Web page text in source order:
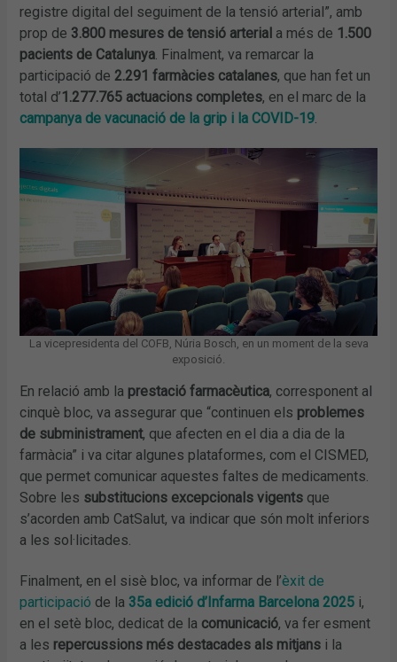
registre digital del seguiment de la tensió arterial”, amb
prop de 3.800 mesures de tensió arterial a més de 1.500
pacients de Catalunya . Finalment, va remarcar la
participació de 2.291 farmàcies catalanes, que han fet un
total d’1.277.765 actuacions completes, en el marc de la
campanya de vacunació de la grip i la COVID-19
La vicepresidenta del COFB, Núria Bosch, en un moment de la seva
exposició.
En relació amb la prestació farmacèutica, corresponent al
cinquè bloc, va assegurar que “continuen els problemes
de subministrament, que afecten en el dia a dia de la
farmàcia” i va citar algunes plataformes, com el CISMED,
que permet comunicar aquestes faltes de medicaments.
Sobre les substitucions excepcionals vigents que
s’acorden amb CatSalut, va indicar que són molt inferiors
a les sol·licitades.
Finalment, en el sisè bloc, va informar de l’èxit de
participació de la35a edició d’Infarma Barcelona 2025 i,
en el setè bloc, dedicat de la comunicació, va fer esment
a les repercussions més destacades als mitjans i la